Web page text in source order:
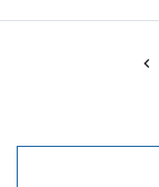
chevron_left